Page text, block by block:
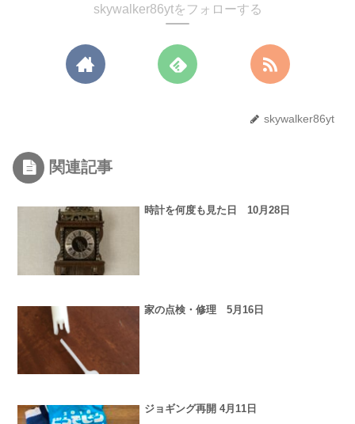
skywalker86ytをフォローする
skywalker86yt
関連記事
時計を何度も見た日 10月28日
家の点検・修理 5月16日
ジョギング再開 4月11日